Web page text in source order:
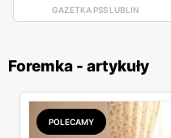
GAZETKA PSS LUBLIN
Foremka - artykuły
POLECAMY